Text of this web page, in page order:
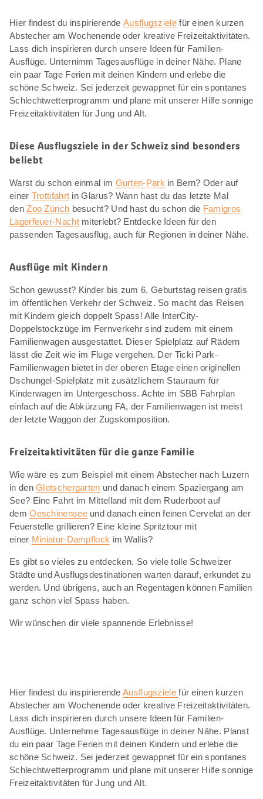
Hier findest du inspirierendeAusflugszielefür einen kurzen
Abstecher am Wochenende oder kreative Freizeitaktivitäten.
Lass dich inspirieren durch unsere Ideen für Familien-
Ausflüge. Unternimm Tagesausflüge in deiner Nähe. Plane
ein paar Tage Ferien mit deinen Kindern und erlebe die
schöne Schweiz. Sei jederzeit gewappnet für ein spontanes
Schlechtwetterprogramm und plane mit unserer Hilfe sonnige
Freizeitaktivitäten für Jung und Alt.
Diese Ausflugsziele in der Schweiz sind besonders
beliebt
Warst du schon einmal im Gurten-Park in Bern? Oder auf
einer Trottifahrt in Glarus? Wann hast du das letzte Mal
denZoo Zürich besucht? Und hast du schon die Famigros
Lagerfeuer-Nachtmiterlebt? Entdecke Ideen für den
passenden Tagesausflug, auch für Regionen in deiner Nähe.
Ausflüge mit Kindern
Schon gewusst? Kinder bis zum 6. Geburtstag reisen gratis
im öffentlichen Verkehr der Schweiz. So macht das Reisen
mit Kindern gleich doppelt Spass! Alle InterCity-
Doppelstockzüge im Fernverkehr sind zudem mit einem
Familienwagen ausgestattet. Dieser Spielplatz auf Rädern
lässt die Zeit wie im Fluge vergehen. Der Ticki Park-
Familienwagen bietet in der oberen Etage einen originellen
Dschungel-Spielplatz mit zusätzlichem Stauraum für
Kinderwagen im Untergeschoss. Achte im SBB Fahrplan
einfach auf die Abkürzung FA, der Familienwagen ist meist
der letzte Waggon der Zugskomposition.
Freizeitaktivitäten für die ganze Familie
Wie wäre es zum Beispiel mit einem Abstecher nach Luzern
in denGletschergarten und danach einem Spaziergang am
See? Eine Fahrt im Mittelland mit dem Ruderboot auf
demOeschinenseeund danach einen feinen Cervelat an der
Feuerstelle grillieren? Eine kleine Spritztour mit
einer Miniatur-Dampflock im Wallis?
Es gibt so vieles zu entdecken. So viele tolle Schweizer
Städte und Ausflugsdestinationen warten darauf, erkundet zu
werden. Und übrigens, auch an Regentagen können Familien
ganz schön viel Spass haben.
Wir wünschen dir viele spannende Erlebnisse!
Hier findest du inspirierendeAusflugszielefür einen kurzen
Abstecher am Wochenende oder kreative Freizeitaktivitäten.
Lass dich inspirieren durch unsere Ideen für Familien-
Ausflüge. Unternehme Tagesausflüge in deiner Nähe. Planst
du ein paar Tage Ferien mit deinen Kindern und erlebe die
schöne Schweiz. Sei jederzeit gewappnet für ein spontanes
Schlechtwetterprogramm und plane mit unserer Hilfe sonnige
Freizeitaktivitäten für Jung und Alt.